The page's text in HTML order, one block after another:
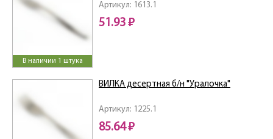
В наличии 1 штука
Артикул: 1613.1
51.93 ₽
Артикул: 1225.1
ВИЛКА десертная б/н "Уралочка"
85.64 ₽